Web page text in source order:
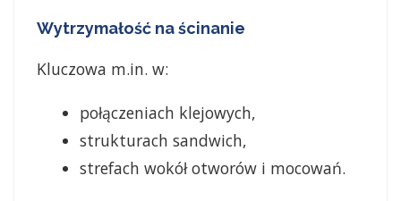
Wytrzymałość na ścinanie
Kluczowa m.in. w:
połączeniach klejowych,
strukturach sandwich,
strefach wokół otworów i mocowań.